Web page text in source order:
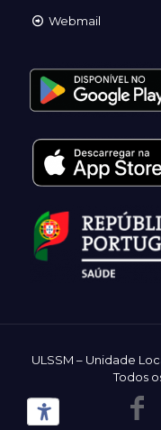
Webmail
ULSSM – Unidade
Todos